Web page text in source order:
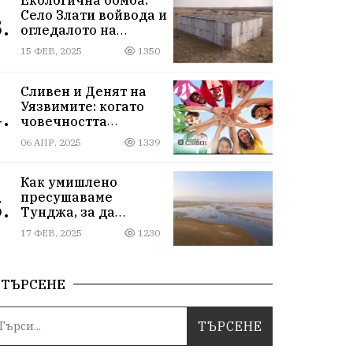
Село Злати войвода и
огледалото на
управлението
15 ФЕВ, 2025 1350
Сливен и Денят на
Уязвимите: когато
човечността
надмогва
предразсъдъците
06 АПР, 2025 1339
Как умишлено
пресушаваме
Тунджа, за да
пълним Марица и…
джобовете на частни
17 ФЕВ, 2025 1230
ТЪРСЕНЕ